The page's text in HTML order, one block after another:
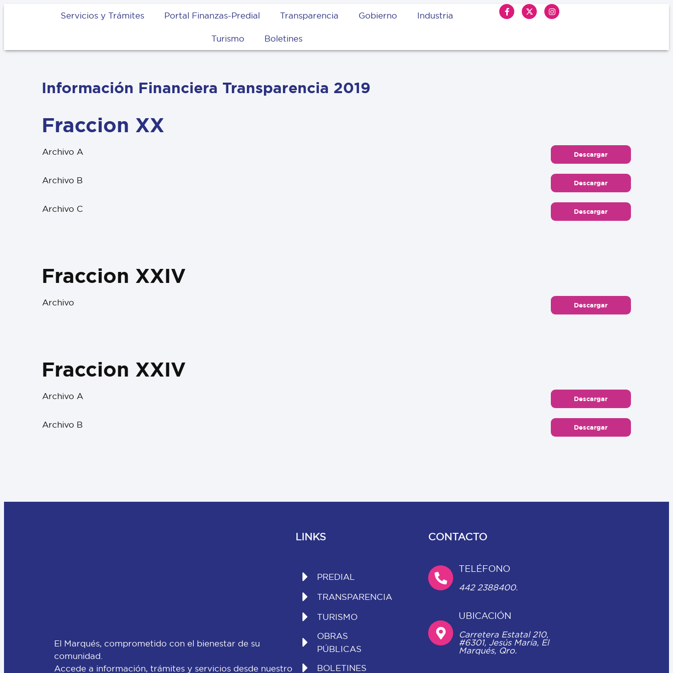
Servicios y Trámites Portal Finanzas-Predial Transparencia Gobierno Industria
Turismo Boletines
Información Financiera Transparencia 2019
Fraccion XX
Archivo A Descargar
Archivo B Descargar
Archivo C Descargar
Fraccion XXIV
Archivo Descargar
Fraccion XXIV
Archivo A Descargar
Archivo B Descargar
El Marqués, comprometido con el bienestar de su
comunidad.
Accede a información, trámites y servicios desde nuestro
LINKS
PREDIAL
TRANSPARENCIA
TURISMO
OBRAS
PÚBLICAS
BOLETINES
CONTACTO
TELÉFONO
442 2388400.
UBICACIÓN
Carretera Estatal 210,
#6301, Jesús María, El
Marqués, Qro.